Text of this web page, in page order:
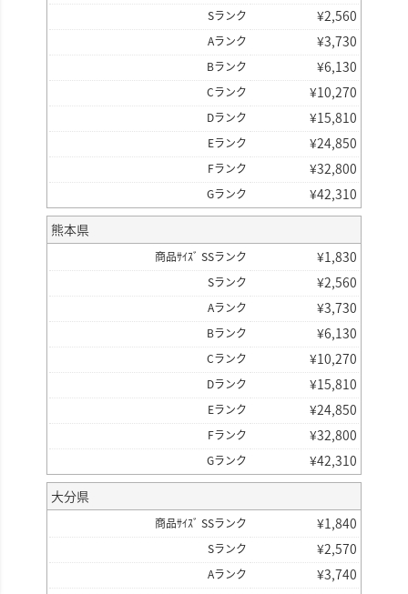
Sランク ¥2,560
Aランク ¥3,730
Bランク ¥6,130
Cランク ¥10,270
Dランク ¥15,810
Eランク ¥24,850
Fランク ¥32,800
Gランク ¥42,310
熊本県
商品ｻｲｽﾞ SSランク ¥1,830
Sランク ¥2,560
Aランク ¥3,730
Bランク ¥6,130
Cランク ¥10,270
Dランク ¥15,810
Eランク ¥24,850
Fランク ¥32,800
Gランク ¥42,310
大分県
商品ｻｲｽﾞ SSランク ¥1,840
Sランク ¥2,570
Aランク ¥3,740